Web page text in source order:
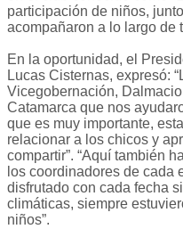
participación de niños,
acompañaron a lo largo de
En la oportunidad, el
Lucas Cisternas, expresó:
Vicegobernación,
Catamarca que nos
que es muy importante,
relacionar a los chicos y
compartir”. “Aquí también
los coordinadores de cada
disfrutado con cada fecha
climáticas, siempre
niños”.